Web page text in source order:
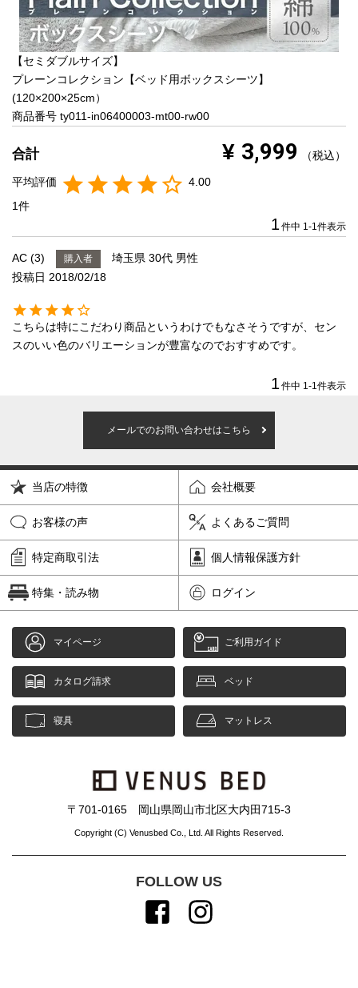
ピンク ブルー
マットレスを探す
シングル セミダブル
ダブル
クイーン
サータ テンピュール
シーリー
マットレス一覧を見る
特定商取引法に基づく表記 プライバシーポリシー
マイページ ログイン
【セミダブルサイズ】
プレーンコレクション【ベッド用ボックスシーツ】
(120×200×25cm）
商品番号 ty011-in06400003-mt00-rw00
¥ 3,999 税込
4.00
1
1 件中 1 -1 件表示
AC 3 購入者 埼玉県 30代 男性
投稿日 2018/02/18
こちらは特にこだわり商品というわけでもなさそうですが、セン
スのいい色のバリエーションが豊富なのでおすすめです。
1 件中 1 -1 件表示
メールでのお問い合わせはこちら
当店の特徴 会社概要
お客様の声 よくあるご質問
特定商取引法 個人情報保護方針
特集・読み物 ログイン
マイページ ご利用ガイド
カタログ請求 ベッド
寝具 マットレス
〒701-0165 岡山県岡山市北区大内田715-3
Copyright (C) Venusbed Co., Ltd. All Rights Reserved.
FOLLOW US